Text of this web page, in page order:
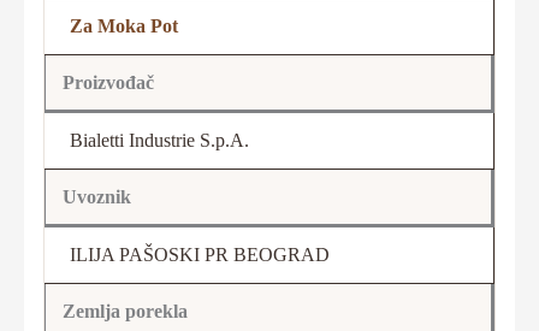
Za Moka Pot
Proizvođač
Bialetti Industrie S.p.A.
Uvoznik
ILIJA PAŠOSKI PR BEOGRAD
Zemlja porekla